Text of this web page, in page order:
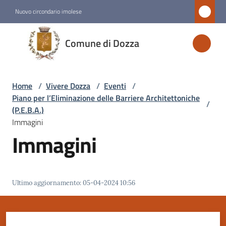
Nuovo circondario imolese
Comune di Dozza
Comune
di
Dozza
Amministrazione
Novità
Menu selezionato
Home / Vivere Dozza / Eventi /
Piano per l’Eliminazione delle Barriere Architettoniche
(P.E.B.A.)
/
Immagini
Immagini
Ultimo aggiornamento:05-04-2024 10:56